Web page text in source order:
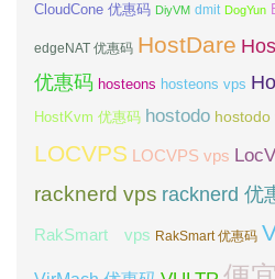
CloudCone 优惠码 DiyVM dmit DogYun
edgeNAT 优惠码 HostDare
优惠码 hosteons hosteons vps
HostKvm 优惠码 hostodo hostodo
LOCVPS LOCVPS vps
racknerd vps racknerd 优
RakSmart vps RakSmart 优惠码